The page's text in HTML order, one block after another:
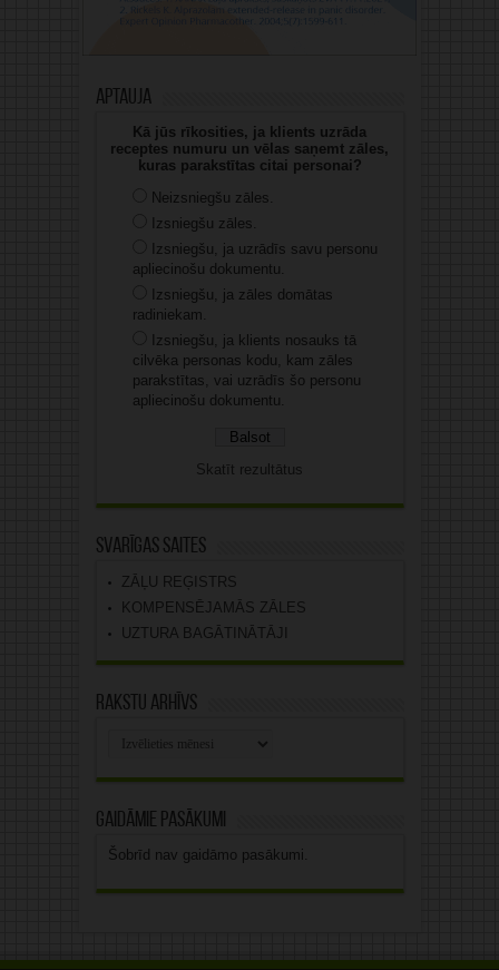
Aptauja
Kā jūs rīkosities, ja klients uzrāda
receptes numuru un vēlas saņemt zāles,
kuras parakstītas citai personai?
Neizsniegšu zāles.
Izsniegšu zāles.
Izsniegšu, ja uzrādīs savu personu
apliecinošu dokumentu.
Izsniegšu, ja zāles domātas
radiniekam.
Izsniegšu, ja klients nosauks tā
cilvēka personas kodu, kam zāles
parakstītas, vai uzrādīs šo personu
apliecinošu dokumentu.
Skatīt rezultātus
Svarīgas saites
ZĀĻU REĢISTRS
KOMPENSĒJAMĀS ZĀLES
UZTURA BAGĀTINĀTĀJI
Rakstu arhīvs
Gaidāmie pasākumi
Šobrīd nav gaidāmo pasākumi.